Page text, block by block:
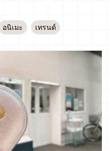
อนิเมะ เทรนด์